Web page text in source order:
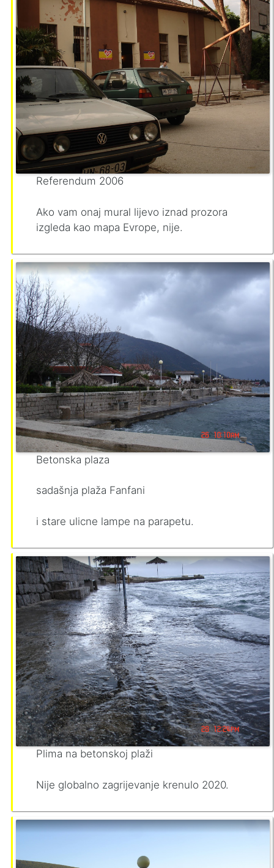
Referendum 2006
Ako vam onaj mural lijevo iznad prozora
izgleda kao mapa Evrope, nije.
Betonska plaza
sadašnja plaža Fanfani
i stare ulicne lampe na parapetu.
Plima na betonskoj plaži
Nije globalno zagrijevanje krenulo 2020.